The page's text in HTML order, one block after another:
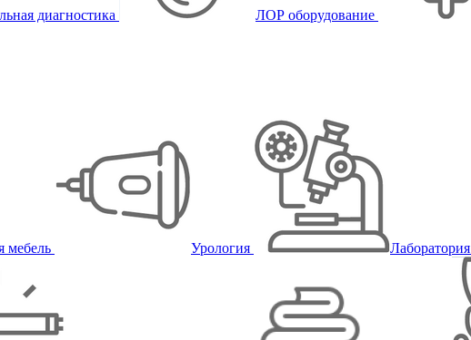
диагностика ЛОР оборудование
мебель Урология Лаборатория